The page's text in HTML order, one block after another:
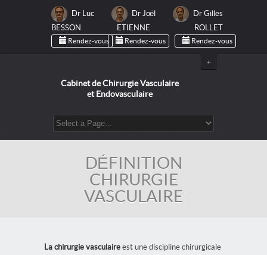
Dr Luc
BESSON
Rendez-vous
Dr Joël
ETIENNE
Rendez-vous
Dr Gilles
ROLLET
Rendez-vous
+
Cabinet de Chirurgie Vasculaire
et Endovasculaire
DÉFINITION
CHIRURGIE
VASCULAIRE
La chirurgie vasculaire est une discipline chirurgicale